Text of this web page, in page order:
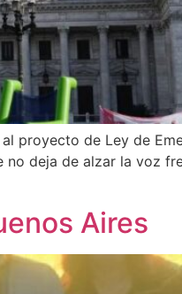
proyecto de Ley de
deja de alzar la voz
Aires